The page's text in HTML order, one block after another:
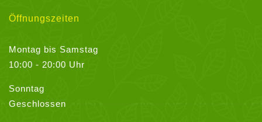
Öffnungszeiten
Montag bis Samstag
10:00 - 20:00 Uhr
Sonntag
Geschlossen